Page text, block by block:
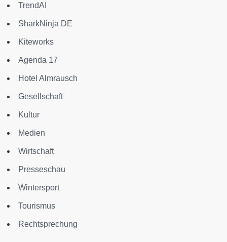
TrendAI
SharkNinja DE
Kiteworks
Agenda 17
Hotel Almrausch
Gesellschaft
Kultur
Medien
Wirtschaft
Presseschau
Wintersport
Tourismus
Rechtsprechung